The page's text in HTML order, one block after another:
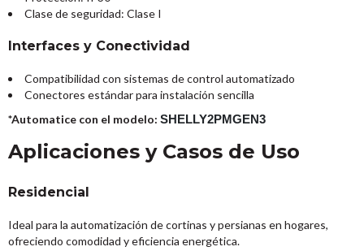
Clase de seguridad: Clase I
Interfaces y Conectividad
Compatibilidad con sistemas de control automatizado
Conectores estándar para instalación sencilla
*Automatice con el modelo: SHELLY2PMGEN3
Aplicaciones y Casos de Uso
Residencial
Ideal para la automatización de cortinas y persianas en hogares,
ofreciendo comodidad y eficiencia energética.